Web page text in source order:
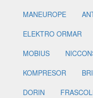
MANEUROPE
ELEKTRO ORMAR
MOBIUS
KOMPRESOR
DORIN